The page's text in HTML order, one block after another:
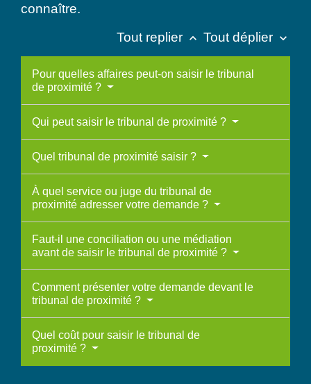
connaître.
Tout replier keyboard_arrow_up Tout déplier keyboard_arrow_down
Pour quelles affaires peut-on saisir le tribunal
de proximité ?
Qui peut saisir le tribunal de proximité ?
Quel tribunal de proximité saisir ?
À quel service ou juge du tribunal de
proximité adresser votre demande ?
Faut-il une conciliation ou une médiation
avant de saisir le tribunal de proximité ?
Comment présenter votre demande devant le
tribunal de proximité ?
Quel coût pour saisir le tribunal de
proximité ?